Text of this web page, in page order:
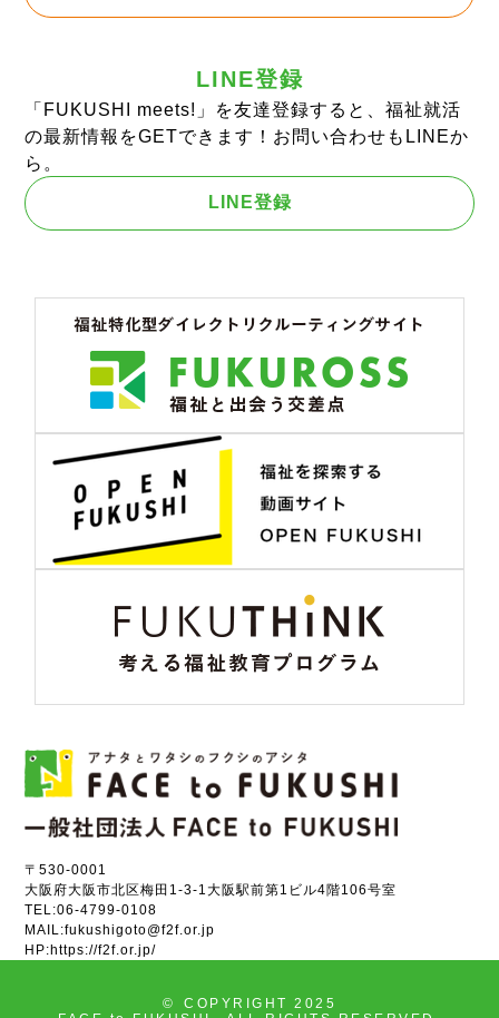
LINE登録
「FUKUSHI meets!」を友達登録すると、福祉就活
の最新情報をGETできます！お問い合わせもLINEか
ら。
LINE登録
〒530-0001
大阪府大阪市北区梅田1-3-1大阪駅前第1ビル4階106号室
TEL:06-4799-0108
MAIL:fukushigoto@f2f.or.jp
HP:https://f2f.or.jp/
©
COPYRIGHT 2025